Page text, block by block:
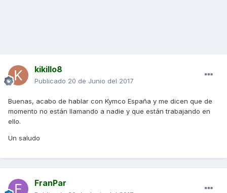
kikillo8
Publicado 20 de Junio del 2017
Buenas, acabo de hablar con Kymco España y me dicen que de
momento no están llamando a nadie y que están trabajando en
ello.
Un saludo
FranPar